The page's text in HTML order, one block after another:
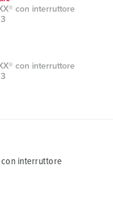
con interruttore
con interruttore
con interruttore